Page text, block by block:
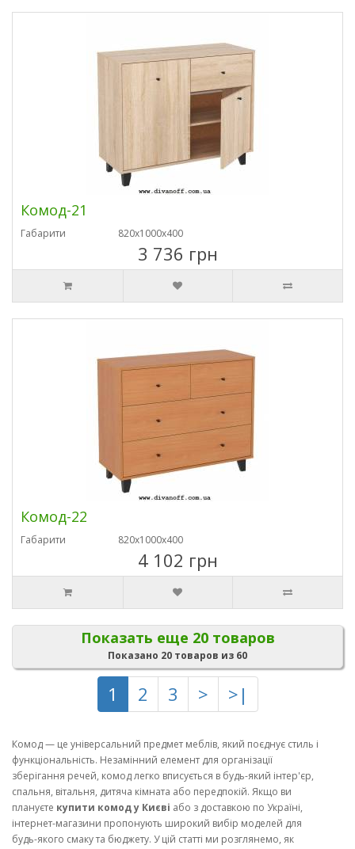
Комод-21
Габарити 820х1000х400
3 736 грн
Комод-22
Габарити 820х1000х400
4 102 грн
Показать еще 20 товаров
Показано 20 товаров из 60
1 2 3 > >|
Комод — це універсальний предмет меблів, який поєднує стиль і
функціональність. Незамінний елемент для організації
зберігання речей, комод легко вписується в будь-який інтер'єр,
спальня, вітальня, дитяча кімната або передпокій. Якщо ви
плануєте купити комод у Києві або з доставкою по Україні,
інтернет-магазини пропонують широкий вибір моделей для
будь-якого смаку та бюджету. У цій статті ми розглянемо, як